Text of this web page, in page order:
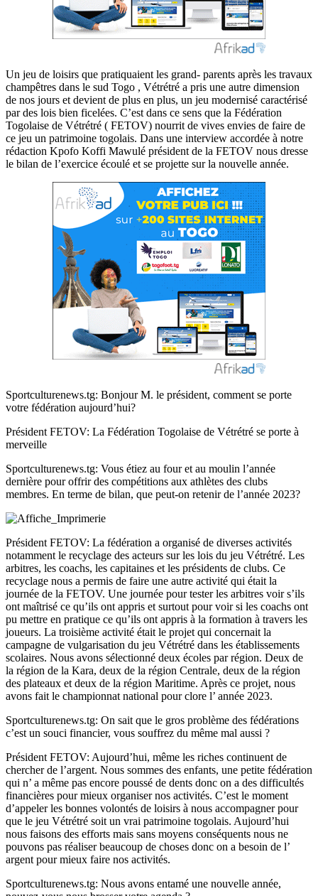
Un jeu de loisirs que pratiquaient les grand- parents après les travaux
champêtres dans le sud Togo , Vétrétré a pris une autre dimension
de nos jours et devient de plus en plus, un jeu modernisé caractérisé
par des lois bien ficelées. C’est dans ce sens que la Fédération
Togolaise de Vétrétré ( FETOV) nourrit de vives envies de faire de
ce jeu un patrimoine togolais. Dans une interview accordée à notre
rédaction Kpofo Koffi Mawulé président de la FETOV nous dresse
le bilan de l’exercice écoulé et se projette sur la nouvelle année.
Sportculturenews.tg: Bonjour M. le président, comment se porte
votre fédération aujourd’hui?
Président FETOV: La Fédération Togolaise de Vétrétré se porte à
merveille
Sportculturenews.tg: Vous étiez au four et au moulin l’année
dernière pour offrir des compétitions aux athlètes des clubs
membres. En terme de bilan, que peut-on retenir de l’année 2023?
Président FETOV: La fédération a organisé de diverses activités
notamment le recyclage des acteurs sur les lois du jeu Vétrétré. Les
arbitres, les coachs, les capitaines et les présidents de clubs. Ce
recyclage nous a permis de faire une autre activité qui était la
journée de la FETOV. Une journée pour tester les arbitres voir s’ils
ont maîtrisé ce qu’ils ont appris et surtout pour voir si les coachs ont
pu mettre en pratique ce qu’ils ont appris à la formation à travers les
joueurs. La troisième activité était le projet qui concernait la
campagne de vulgarisation du jeu Vétrétré dans les établissements
scolaires. Nous avons sélectionné deux écoles par région. Deux de
la région de la Kara, deux de la région Centrale, deux de la région
des plateaux et deux de la région Maritime. Après ce projet, nous
avons fait le championnat national pour clore l’ année 2023.
Sportculturenews.tg: On sait que le gros problème des fédérations
c’est un souci financier, vous souffrez du même mal aussi ?
Président FETOV: Aujourd’hui, même les riches continuent de
chercher de l’argent. Nous sommes des enfants, une petite fédération
qui n’ a même pas encore poussé de dents donc on a des difficultés
financières pour mieux organiser nos activités. C’est le moment
d’appeler les bonnes volontés de loisirs à nous accompagner pour
que le jeu Vétrétré soit un vrai patrimoine togolais. Aujourd’hui
nous faisons des efforts mais sans moyens conséquents nous ne
pouvons pas réaliser beaucoup de choses donc on a besoin de l’
argent pour mieux faire nos activités.
Sportculturenews.tg: Nous avons entamé une nouvelle année,